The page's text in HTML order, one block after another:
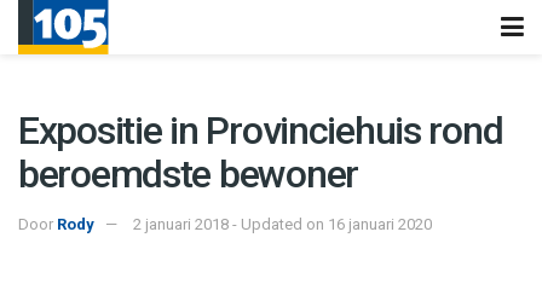
Expositie in Provinciehuis rond
beroemdste bewoner
Door Rody 2 januari 2018 - Updated on 16 januari 2020